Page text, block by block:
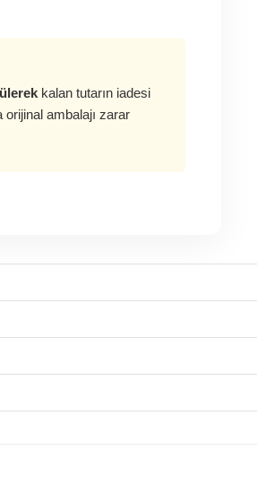
kalan tutarın iadesi
ambalajı zarar